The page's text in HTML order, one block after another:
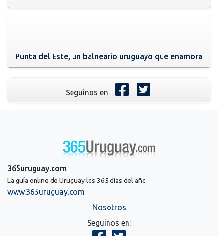
Punta del Este, un balneario uruguayo que enamora
Seguinos en:
365uruguay.com
La guía online de Uruguay los 365 días del año
www.365uruguay.com
Nosotros
Seguinos en: